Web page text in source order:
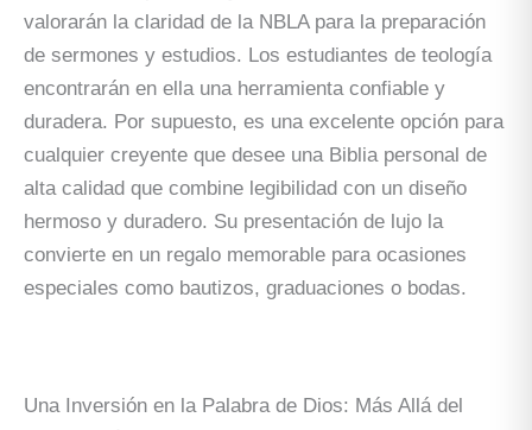
valorarán la claridad de la NBLA para la preparación
de sermones y estudios. Los estudiantes de teología
encontrarán en ella una herramienta confiable y
duradera. Por supuesto, es una excelente opción para
cualquier creyente que desee una Biblia personal de
alta calidad que combine legibilidad con un diseño
hermoso y duradero. Su presentación de lujo la
convierte en un regalo memorable para ocasiones
especiales como bautizos, graduaciones o bodas.
Una Inversión en la Palabra de Dios: Más Allá del